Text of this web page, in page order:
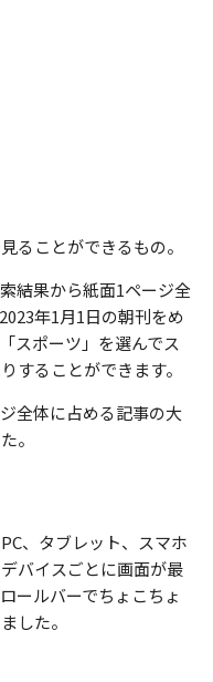
ることができるもの。
結果から紙面1ページ全
2023年1月1日の朝刊をめ
スポーツ」を選んでス
することができます。
全体に占める記事の大
。
PC、タブレット、スマホ
バイスごとに画面が最
ールバーでちょこちょ
した。